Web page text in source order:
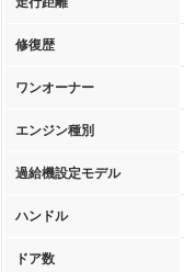
修復歴
ワンオーナー
エンジン種別
過給機設定モデル
ハンドル
ドア数